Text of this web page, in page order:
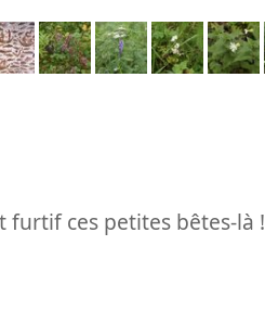
furtif ces petites bêtes-là !